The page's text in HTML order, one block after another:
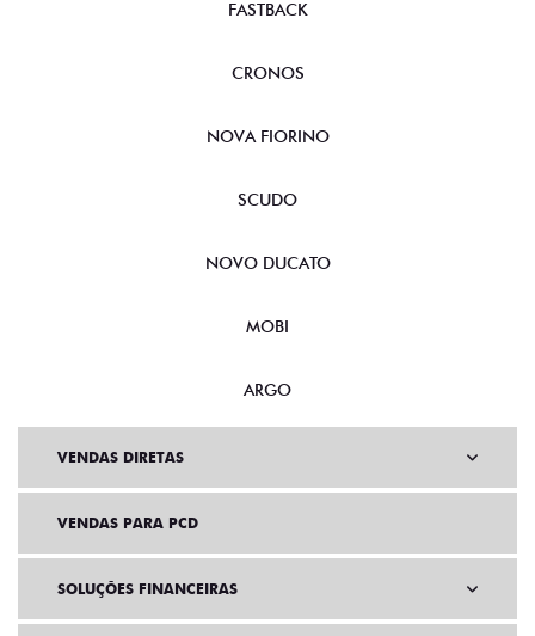
PULSE
FASTBACK
CRONOS
NOVA FIORINO
SCUDO
NOVO DUCATO
MOBI
VENDAS DIRETAS
VENDAS PARA PCD